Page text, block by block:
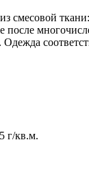
смесовой
после
г/кв.м.